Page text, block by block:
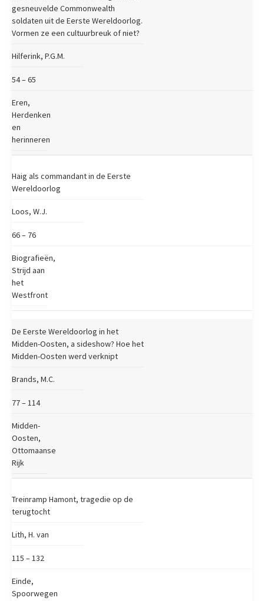
gesneuvelde Commonwealth
soldaten uit de Eerste Wereldoorlog.
Vormen ze een cultuurbreuk of niet?
Hilferink, P.G.M.
54 – 65
Eren,
Herdenken
en
herinneren
Haig als commandant in de Eerste
Wereldoorlog
Loos, W.J.
66 – 76
Biografieën,
Strijd aan
het
Westfront
De Eerste Wereldoorlog in het
Midden-Oosten, a sideshow? Hoe het
Midden-Oosten werd verknipt
Brands, M.C.
77 – 114
Midden-
Oosten,
Ottomaanse
Rijk
Treinramp Hamont, tragedie op de
terugtocht
Lith, H. van
115 – 132
Einde,
Spoorwegen